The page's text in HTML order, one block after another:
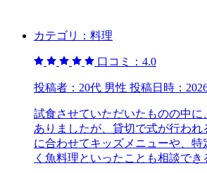
カテゴリ： 料理
口コミ： 4.0
投稿者： 20代 男性 投稿日時：
試食させていただいたものの中に
ありましたが、貸切で式が行われ
に合わせてキッズメニューや、特
く魚料理といったことも相談でき